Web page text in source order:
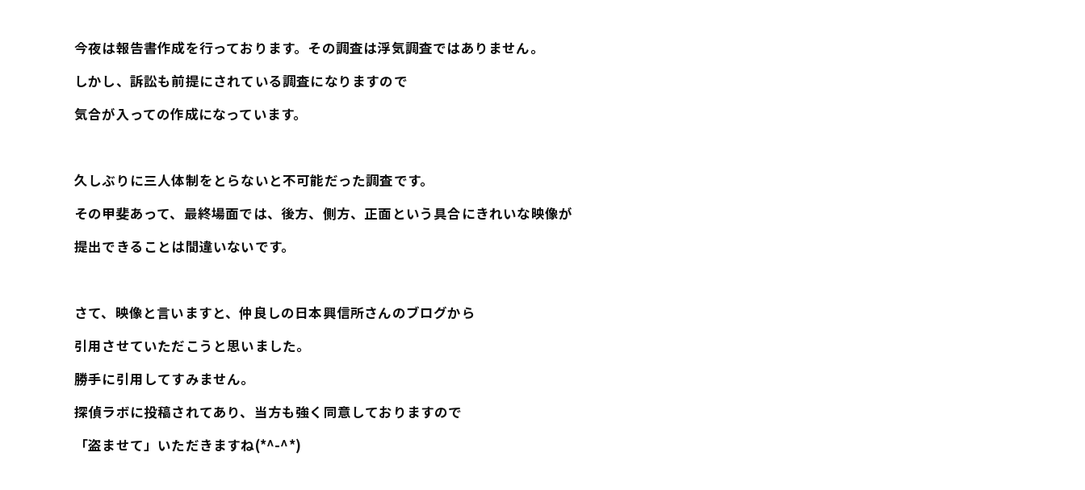
今夜は報告書作成を行っております。その調査は浮気調査ではありません。
しかし、訴訟も前提にされている調査になりますので
気合が入っての作成になっています。
久しぶりに三人体制をとらないと不可能だった調査です。
その甲斐あって、最終場面では、後方、側方、正面という具合にきれいな映像が
提出できることは間違いないです。
さて、映像と言いますと、仲良しの日本興信所さんのブログから
引用させていただこうと思いました。
勝手に引用してすみません。
探偵ラボに投稿されてあり、当方も強く同意しておりますので
「盗ませて」いただきますね(*^-^*)